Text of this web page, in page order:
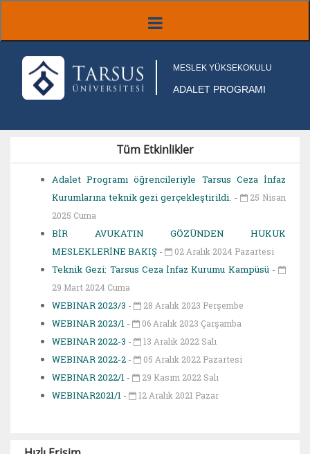
MESLEK YÜKSEKOKULU
ADALET PROGRAMI
Tüm Etkinlikler
Adalet Programı öğrencileriyle Tarsus Ceza İnfaz
Kurumlarına teknik gezi gerçekleştirildi. -
25 Nisan
2025 Cuma
BİR AVUKATIN GÖZÜNDEN HUKUK
MESLEKLERİNE BAKIŞ - 02 Aralık 2024 Pazartesi
Teknik Gezi: Tarsus Ceza İnfaz Kurumu Kampüsü -
29 Mart 2024 Cuma
WEBINAR 2023/3 - 28 Aralık 2023 Perşembe
WEBINAR 2023/1 - 06 Aralık 2023 Çarşamba
WEBINAR 2022-3 - 13 Aralık 2022 Salı
WEBINAR 2022-2 - 05 Aralık 2022 Pazartesi
WEBINAR 2022/1 - 29 Kasım 2022 Salı
WEBINAR2021/1 - 12 Aralık 2021 Pazar